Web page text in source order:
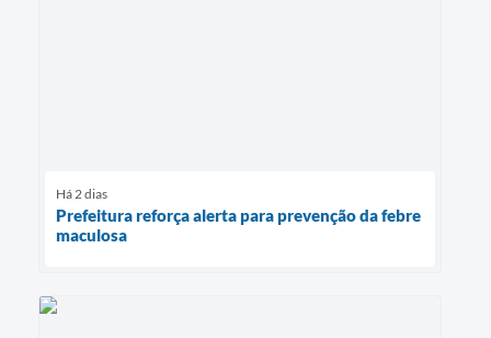
Há 2 dias
Prefeitura reforça alerta para prevenção da febre
maculosa